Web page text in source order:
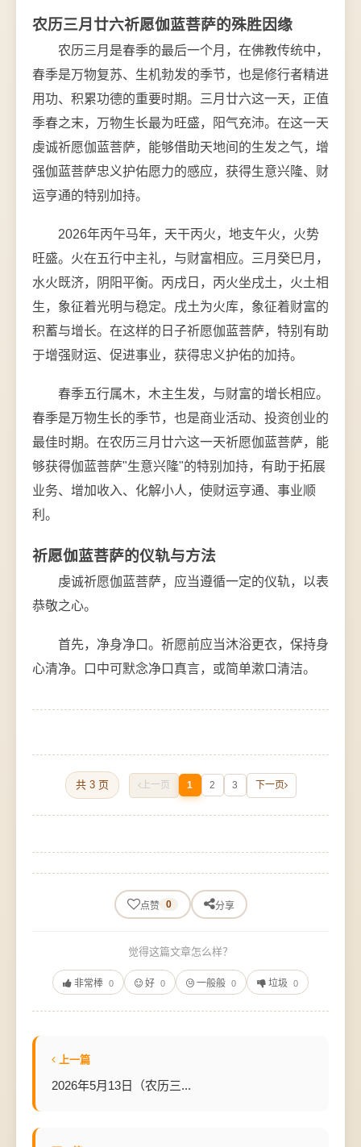
农历三月廿六祈愿伽蓝菩萨的殊胜因缘
农历三月是春季的最后一个月，在佛教传统中，
春季是万物复苏、生机勃发的季节，也是修行者精进
用功、积累功德的重要时期。三月廿六这一天，正值
季春之末，万物生长最为旺盛，阳气充沛。在这一天
虔诚祈愿伽蓝菩萨，能够借助天地间的生发之气，增
强伽蓝菩萨忠义护佑愿力的感应，获得生意兴隆、财
运亨通的特别加持。
2026年丙午马年，天干丙火，地支午火，火势
旺盛。火在五行中主礼，与财富相应。三月癸巳月，
水火既济，阴阳平衡。丙戌日，丙火坐戌土，火土相
生，象征着光明与稳定。戌土为火库，象征着财富的
积蓄与增长。在这样的日子祈愿伽蓝菩萨，特别有助
于增强财运、促进事业，获得忠义护佑的加持。
春季五行属木，木主生发，与财富的增长相应。
春季是万物生长的季节，也是商业活动、投资创业的
最佳时期。在农历三月廿六这一天祈愿伽蓝菩萨，能
够获得伽蓝菩萨"生意兴隆"的特别加持，有助于拓展
业务、增加收入、化解小人，使财运亨通、事业顺
利。
祈愿伽蓝菩萨的仪轨与方法
虔诚祈愿伽蓝菩萨，应当遵循一定的仪轨，以表
恭敬之心。
首先，净身净口。祈愿前应当沐浴更衣，保持身
心清净。口中可默念净口真言，或简单漱口清洁。
共 3 页 上一页 1 2 3 下一页
点赞 0 分享
觉得这篇文章怎么样？
非常棒 0 好 0 一般般 0 垃圾 0
上一篇
2026年5月13日（农历三...